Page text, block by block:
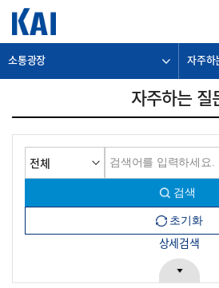
소통광장 자주하
자주하는 질
상세검색